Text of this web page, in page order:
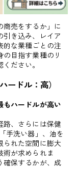
商売をするか」に
引き込み、レイア
的な業種ごとの注
目指す業種のリ
ださい。
ードル：高）
もハードルが高い
路、さらには保健
手洗い器」、油を
られた空間に膨大
術が求められま
確保するかが、成